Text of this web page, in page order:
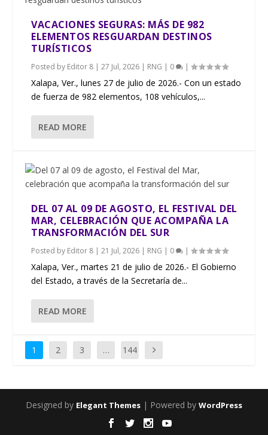
VACACIONES SEGURAS: MÁS DE 982
ELEMENTOS RESGUARDAN DESTINOS
TURÍSTICOS
Posted by Editor 8 |27 Jul, 2026 | RNG | 0 |
Xalapa, Ver., lunes 27 de julio de 2026.- Con un estado
de fuerza de 982 elementos, 108 vehículos,...
READ MORE
DEL 07 AL 09 DE AGOSTO, EL FESTIVAL DEL
MAR, CELEBRACIÓN QUE ACOMPAÑA LA
TRANSFORMACIÓN DEL SUR
Posted by Editor 8 |21 Jul, 2026 | RNG | 0 |
Xalapa, Ver., martes 21 de julio de 2026.- El Gobierno
del Estado, a través de la Secretaría de...
READ MORE
1 2 3 … 144
Designed by Elegant Themes | Powered by WordPress